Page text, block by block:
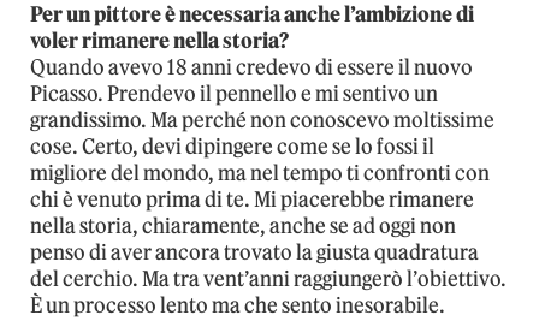
Per un pittore è necessaria anche l’ambizione di
voler rimanere nella storia?
Quando avevo 18 anni credevo di essere il nuovo
Picasso. Prendevo il pennello e mi sentivo un
grandissimo. Ma perché non conoscevo moltissime
cose. Certo, devi dipingere come se lo fossi il
migliore del mondo, ma nel tempo ti confronti con
chi è venuto prima di te. Mi piacerebbe rimanere
nella storia, chiaramente, anche se ad oggi non
penso di aver ancora trovato la giusta quadratura
del cerchio. Ma tra vent’anni raggiungerò l’obiettivo.
È un processo lento ma che sento inesorabile.